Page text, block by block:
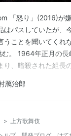
「怒り」(2016)が
はパスしていたが、
うことを聞いてくれ
。 1964年正月の長
り、暗殺された組長
少年は上方歌舞伎の
もシチリアに逃げた
175分を見届けると、
鴈治郎
>
上方歌舞伎